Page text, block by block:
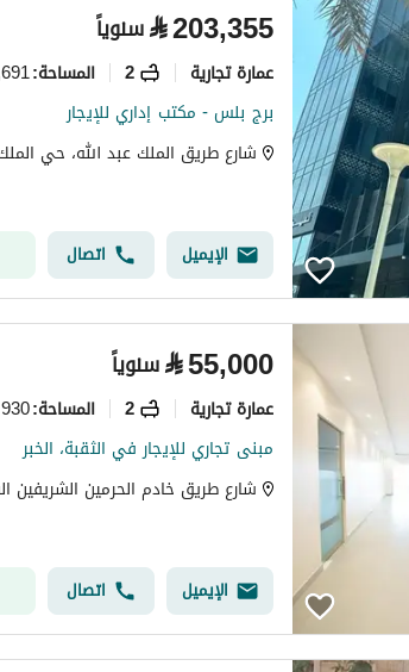
⃁203,355 سنوياً
عمارة تجارية 2 المساحة:
برج بلس - مكتب إداري للإيجار
الإيميل اتصال
⃁55,000 سنوياً
عمارة تجارية 2 المساحة:930 م2
مبنى تجاري للإيجار في الثقبة، الخبر
شارع طريق خادم الحرمين الشريفين
الإيميل اتصال